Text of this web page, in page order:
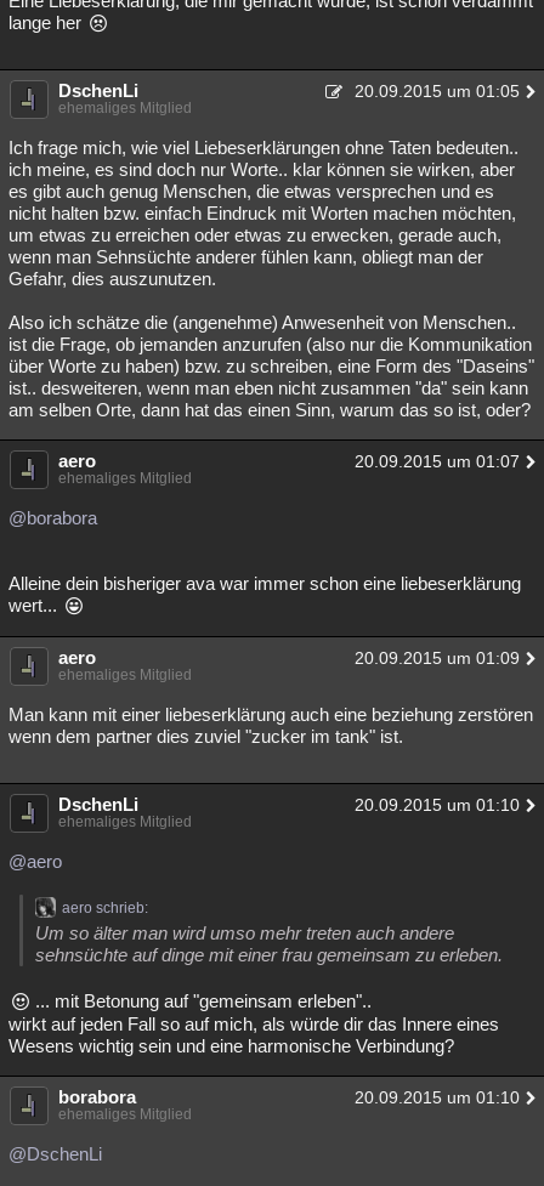
lange her
DschenLi 20.09.2015 um 01:05
ehemaliges Mitglied
Ich frage mich, wie viel Liebeserklärungen ohne Taten bedeuten..
ich meine, es sind doch nur Worte.. klar können sie wirken, aber
es gibt auch genug Menschen, die etwas versprechen und es
nicht halten bzw. einfach Eindruck mit Worten machen möchten,
um etwas zu erreichen oder etwas zu erwecken, gerade auch,
wenn man Sehnsüchte anderer fühlen kann, obliegt man der
Gefahr, dies auszunutzen.
Also ich schätze die (angenehme) Anwesenheit von Menschen..
ist die Frage, ob jemanden anzurufen (also nur die Kommunikation
über Worte zu haben) bzw. zu schreiben, eine Form des "Daseins"
ist.. desweiteren, wenn man eben nicht zusammen "da" sein kann
am selben Orte, dann hat das einen Sinn, warum das so ist, oder?
aero 20.09.2015 um 01:07
ehemaliges Mitglied
@borabora
Alleine dein bisheriger ava war immer schon eine liebeserklärung
wert...
aero 20.09.2015 um 01:09
ehemaliges Mitglied
Man kann mit einer liebeserklärung auch eine beziehung zerstören
wenn dem partner dies zuviel "zucker im tank" ist.
DschenLi 20.09.2015 um 01:10
ehemaliges Mitglied
@aero
aero schrieb:
Um so älter man wird umso mehr treten auch andere
sehnsüchte auf dinge mit einer frau gemeinsam zu erleben.
... mit Betonung auf "gemeinsam erleben"..
wirkt auf jeden Fall so auf mich, als würde dir das Innere eines
Wesens wichtig sein und eine harmonische Verbindung?
borabora 20.09.2015 um 01:10
ehemaliges Mitglied
@DschenLi